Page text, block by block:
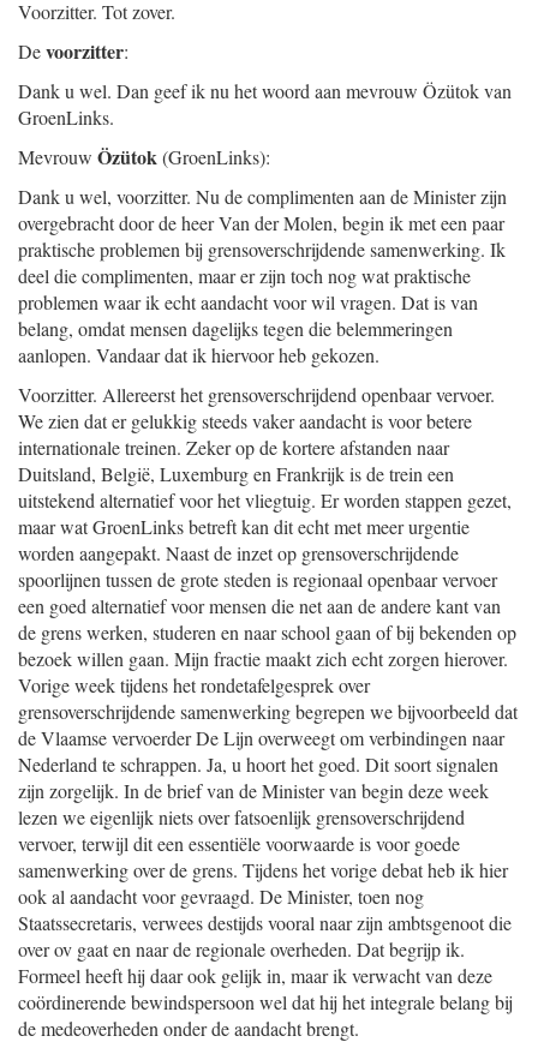
Voorzitter. Tot zover.
Devoorzitter:
Dank u wel. Dan geef ik nu het woord aan mevrouw Özütok van
GroenLinks.
Mevrouw Özütok(GroenLinks):
Dank u wel, voorzitter. Nu de complimenten aan de Minister zijn
overgebracht door de heer Van der Molen, begin ik met een paar
praktische problemen bij grensoverschrijdende samenwerking. Ik
deel die complimenten, maar er zijn toch nog wat praktische
problemen waar ik echt aandacht voor wil vragen. Dat is van
belang, omdat mensen dagelijks tegen die belemmeringen
aanlopen. Vandaar dat ik hiervoor heb gekozen.
Voorzitter. Allereerst het grensoverschrijdend openbaar vervoer.
We zien dat er gelukkig steeds vaker aandacht is voor betere
internationale treinen. Zeker op de kortere afstanden naar
Duitsland, België, Luxemburg en Frankrijk is de trein een
uitstekend alternatief voor het vliegtuig. Er worden stappen gezet,
maar wat GroenLinks betreft kan dit echt met meer urgentie
worden aangepakt. Naast de inzet op grensoverschrijdende
spoorlijnen tussen de grote steden is regionaal openbaar vervoer
een goed alternatief voor mensen die net aan de andere kant van
de grens werken, studeren en naar school gaan of bij bekenden op
bezoek willen gaan. Mijn fractie maakt zich echt zorgen hierover.
Vorige week tijdens het rondetafelgesprek over
grensoverschrijdende samenwerking begrepen we bijvoorbeeld dat
de Vlaamse vervoerder De Lijn overweegt om verbindingen naar
Nederland te schrappen. Ja, u hoort het goed. Dit soort signalen
zijn zorgelijk. In de brief van de Minister van begin deze week
lezen we eigenlijk niets over fatsoenlijk grensoverschrijdend
vervoer, terwijl dit een essentiële voorwaarde is voor goede
samenwerking over de grens. Tijdens het vorige debat heb ik hier
ook al aandacht voor gevraagd. De Minister, toen nog
Staatssecretaris, verwees destijds vooral naar zijn ambtsgenoot die
over ov gaat en naar de regionale overheden. Dat begrijp ik.
Formeel heeft hij daar ook gelijk in, maar ik verwacht van deze
coördinerende bewindspersoon wel dat hij het integrale belang bij
de medeoverheden onder de aandacht brengt.